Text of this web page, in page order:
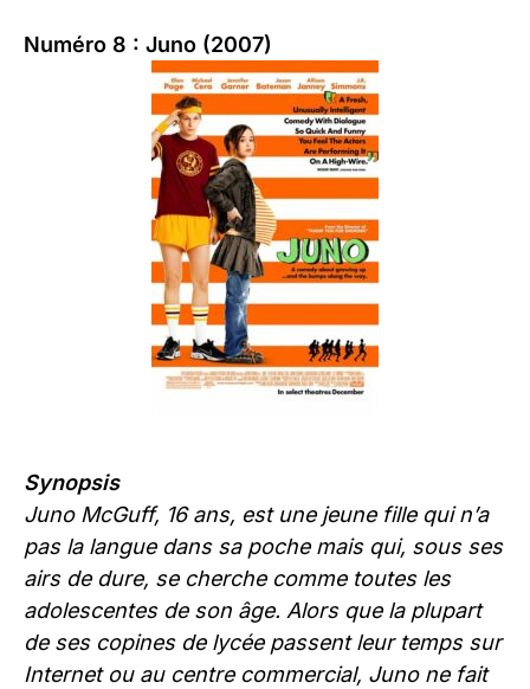
Numéro 8 : Juno (2007)
Synopsis
Juno McGuff, 16 ans, est une jeune fille qui n’a
pas la langue dans sa poche mais qui, sous ses
airs de dure, se cherche comme toutes les
adolescentes de son âge. Alors que la plupart
de ses copines de lycée passent leur temps sur
Internet ou au centre commercial, Juno ne fait